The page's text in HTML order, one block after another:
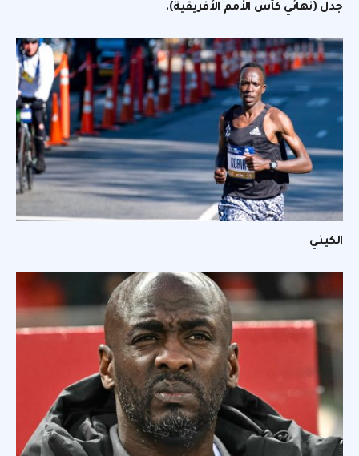
جدل (نهائي كأس الأمم الأفريقية).
الكيني